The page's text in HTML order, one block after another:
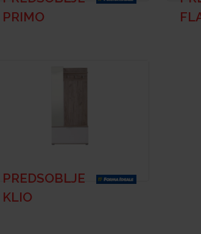
PRIMO
PREDSOBLJE
KLIO